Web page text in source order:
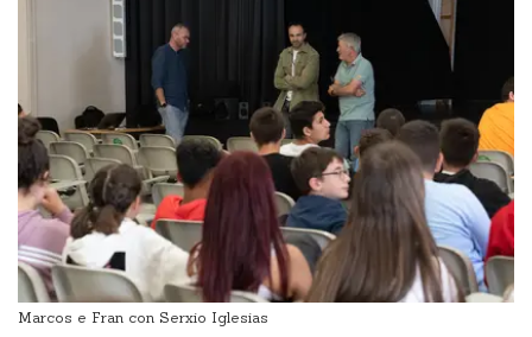
Marcos e Fran con Serxio Iglesias